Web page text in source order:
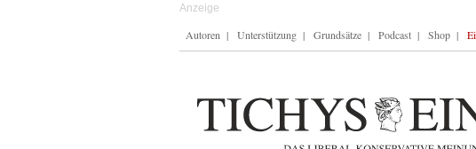
Autoren Unterstützung Grundsätze Podcast Shop